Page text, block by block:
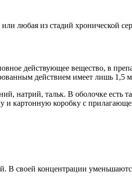
любая из стадий хронической
действующее вещество, в
действием имеет лишь 1,5
натрий, тальк. В оболочке
картонную коробку с
В своей концентрации